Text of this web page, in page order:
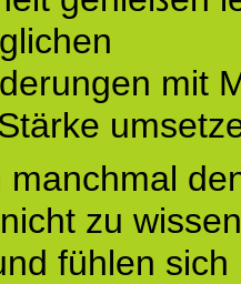
mit
manchmal
zu
fühlen sich